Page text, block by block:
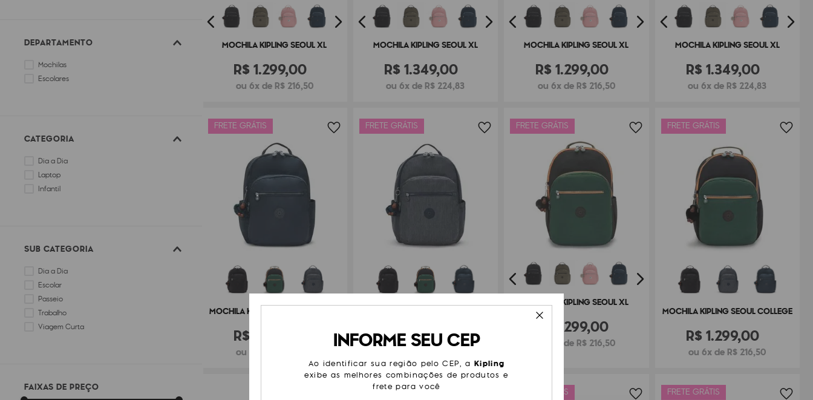
DEPARTAMENTO
Mochilas
Escolares
CATEGORIA
Dia a Dia
Laptop
Infantil
SUB CATEGORIA
Dia a Dia
Escolar
Passeio
Trabalho
Viagem Curta
FAIXAS DE PREÇO
MOCHILA KIPLING SEOUL XL
R$1.299,00
ou 6x de R$ 216,50
MOCHILA KIPLING SEOUL XL
R$1.349,00
ou 6x de R$ 224,83
MOCHILA KIPLING SEOUL XL
R$1.299,00
ou 6x de R$ 216,50
MOCHILA KIPLING SEOUL XL
R$1.349,00
ou 6x de R$ 224,83
FRETE GRÁTIS
MOCHILA KIPLING SEOUL COLLEGE
R$
ou 6x de R$ 216,50
FRETE GRÁTIS
R$1 .299 ,00
FRETE GRÁTIS
MOCHILA KIPLING SEOUL XL
299,00
ou 6x de R$ 216,50
FRETE GRÁTIS
MOCHILA KIPLING SEOUL COLLEGE
R$ 1.299,00
ou 6x de R$ 216,50
FRETE GRÁTIS FRETE GRÁTIS FRETE GRÁTIS
INFORME SEU CEP
Ao identificar sua região pelo CEP, a Kipling
exibe as melhores combinações de produtos e
frete para você